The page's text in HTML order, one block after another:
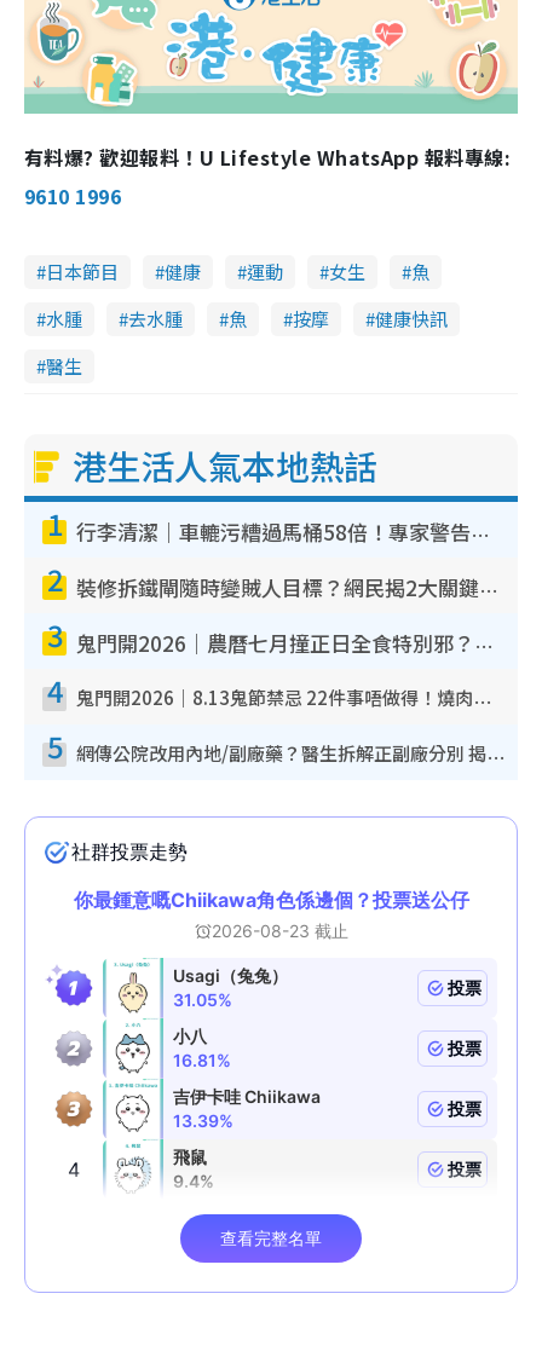
有料爆? 歡迎報料！U Lifestyle WhatsApp 報料專線:
9610 1996
日本節目 健康 運動 女生
魚
水腫
去水腫 魚 按摩
健康快訊
醫生
港生活人氣本地熱話
1 行李清潔｜車轆污糟過馬桶58倍！專家警告忌用酒精抹 教1招免污手除菌
2 裝修拆鐵閘隨時變賊人目標？網民揭2大關鍵用途：裝新式等於白裝？附新舊鐵閘分別
3 鬼門開2026｜農曆七月撞正日全食特別邪？專家警告切忌做一事！揭4大禁忌+2招保平安
4 鬼門開2026｜8.13鬼節禁忌 22件事唔做得！燒肉、刺身要少食？半夜勿吹口哨/打呢個電話
5 網傳公院改用內地/副廠藥？醫生拆解正副廠分別 揭4類人換藥隨時出事